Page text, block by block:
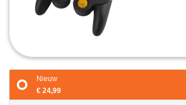
Nieuw
€ 24,99